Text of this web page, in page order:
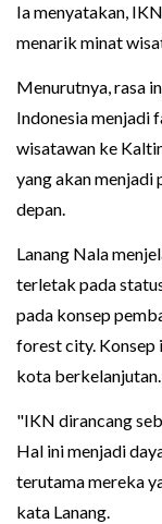
Ia menyatakan,
menarik minat
Menurutnya, rasa
Indonesia menjadi
wisatawan ke
yang akan menjadi
depan.
Lanang Nala
terletak pada
pada konsep
forest city. Konsep
kota berkelanjutan.
"IKN dirancang
Hal ini menjadi
terutama mereka
kata Lanang.